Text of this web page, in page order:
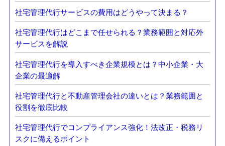
社宅管理代行サービスの費用はどうやって決まる？
社宅管理代行はどこまで任せられる？業務範囲と対応外
サービスを解説
社宅管理代行を導入すべき企業規模とは？中小企業・大
企業の最適解
社宅管理代行と不動産管理会社の違いとは？業務範囲と
役割を徹底比較
社宅管理代行でコンプライアンス強化！法改正・税務リ
スクに備えるポイント